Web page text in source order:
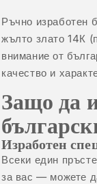
Ръчно изработен
жълто злато 14К
внимание от
качество и
Защо да
Изработен
Всеки един
за вас — можете